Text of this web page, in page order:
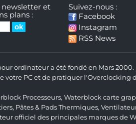
newsletter et
plans :
Suivez-nous :
Facebook
Instagram
RSS News
ordinateur a été fondé en Mars 2000.
PC et de pratiquer l'Overclocking
Processeurs, Waterblock carte
, Pâtes & Pads Thermiques,
officiel des principales marques de